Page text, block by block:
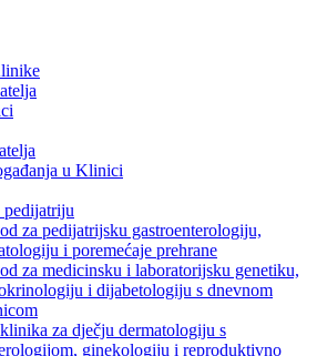
u Klinici
za pedijatrijsku gastroenterologiju,
i poremećaje prehrane
za medicinsku i laboratorijsku genetiku,
i dijabetologiju s dnevnom
za dječju dermatologiju s
ginekologiju i reproduktivno